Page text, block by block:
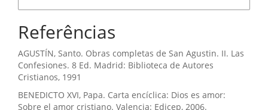
Referências
AGUSTÍN, Santo. Obras completas de San Agustin. II. Las
Confesiones. 8 Ed. Madrid: Biblioteca de Autores
Cristianos, 1991
BENEDICTO XVI, Papa. Carta encíclica: Dios es amor:
Sobre el amor cristiano. Valencia: Edicep, 2006.